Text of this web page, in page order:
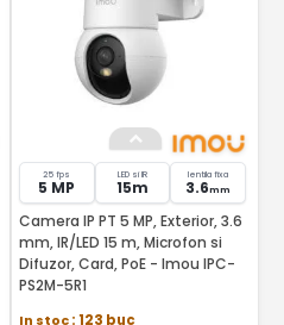
25 fps
5 MP
LED si IR
15m
lentila fixa
3.6mm
Camera IP PT 5 MP, Exterior, 3.6
mm, IR/LED 15 m, Microfon si
Difuzor, Card, PoE - Imou IPC-
PS2M-5R1
In stoc: 123 buc